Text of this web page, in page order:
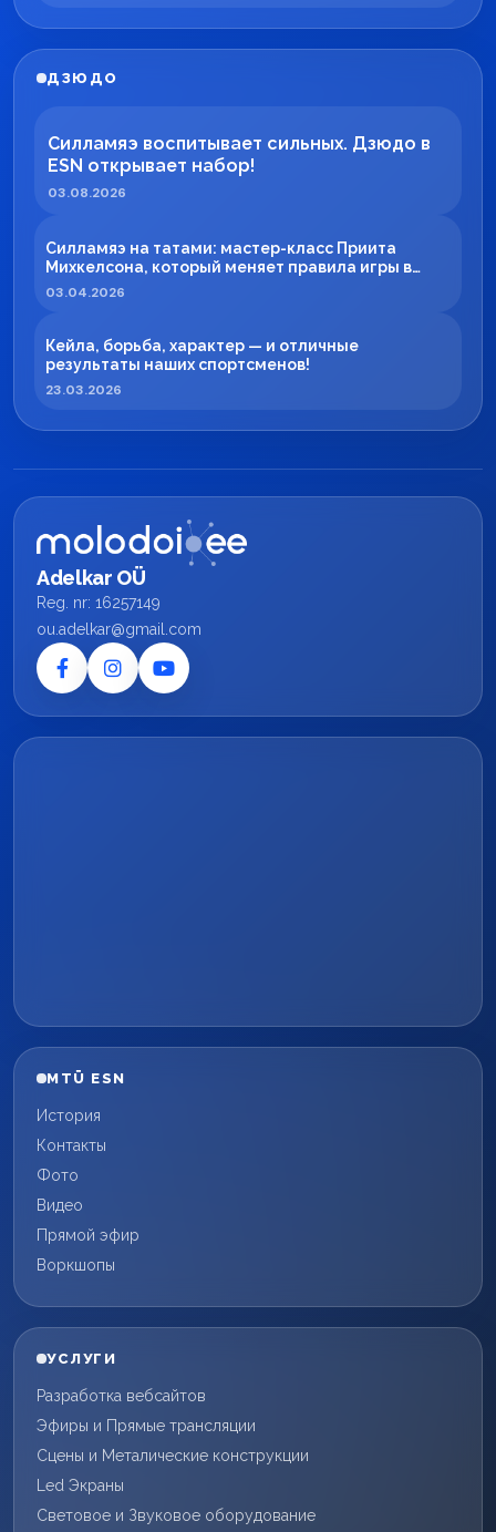
ДЗЮДО
Силламяэ воспитывает сильных. Дзюдо в
ESN открывает набор!
03.08.2026
Силламяэ на татами: мастер-класс Приита
Михкелсона, который меняет правила игры в
регионе
03.04.2026
Кейла, борьба, характер — и отличные
результаты наших спортсменов!
23.03.2026
Adelkar OÜ
Reg. nr: 16257149
ou.adelkar@gmail.com
MTÜ ESN
История
Контакты
Фото
Видео
Прямой эфир
Воркшопы
УСЛУГИ
Разработка вебсайтов
Эфиры и Прямые трансляции
Сцены и Металические конструкции
Led Экраны
Световое и Звуковое оборудование